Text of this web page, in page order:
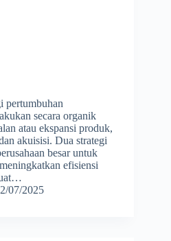
pertumbuhan
secara organik
atau ekspansi produk,
akuisisi. Dua strategi
besar untuk
efisiensi
07/2025